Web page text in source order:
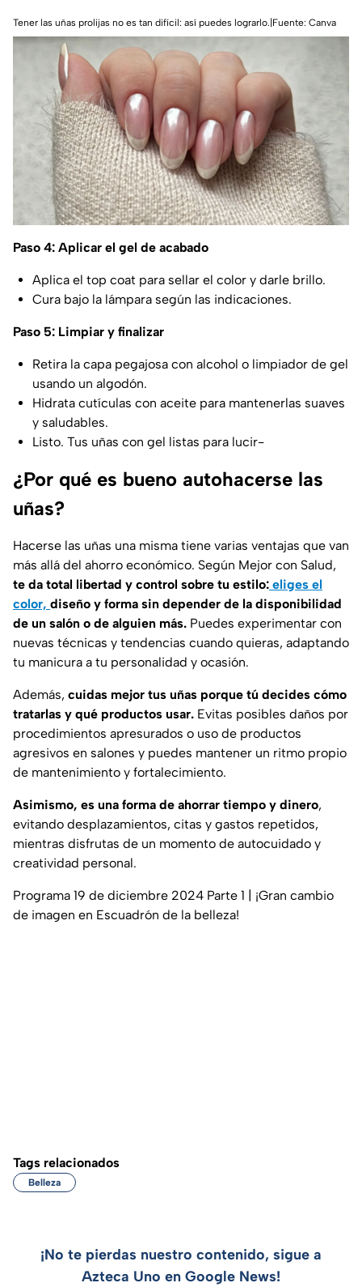
Tener las uñas prolijas no es tan difícil: así puedes lograrlo.|Fuente: Canva
Paso 4: Aplicar el gel de acabado
Aplica el top coat para sellar el color y darle brillo.
Cura bajo la lámpara según las indicaciones.
Paso 5: Limpiar y finalizar
Retira la capa pegajosa con alcohol o limpiador de gel
usando un algodón.
Hidrata cutículas con aceite para mantenerlas suaves
y saludables.
Listo. Tus uñas con gel listas para lucir-
¿Por qué es bueno autohacerse las
uñas?
Hacerse las uñas una misma tiene varias ventajas que van
más allá del ahorro económico. Según Mejor con Salud,
te da total libertad y control sobre tu estilo: eliges el
color, diseño y forma sin depender de la disponibilidad
de un salón o de alguien más. Puedes experimentar con
nuevas técnicas y tendencias cuando quieras, adaptando
tu manicura a tu personalidad y ocasión.
Además, cuidas mejor tus uñas porque tú decides cómo
tratarlas y qué productos usar. Evitas posibles daños por
procedimientos apresurados o uso de productos
agresivos en salones y puedes mantener un ritmo propio
de mantenimiento y fortalecimiento.
Asimismo, es una forma de ahorrar tiempo y dinero,
evitando desplazamientos, citas y gastos repetidos,
mientras disfrutas de un momento de autocuidado y
creatividad personal.
Programa 19 de diciembre 2024 Parte 1 | ¡Gran cambio
de imagen en Escuadrón de la belleza!
Tags relacionados
Belleza
¡No te pierdas nuestro contenido, sigue a
Azteca Uno en Google News!